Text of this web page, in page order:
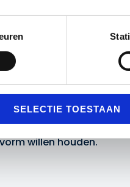
SELECTIE TOESTAAN
willen houden.